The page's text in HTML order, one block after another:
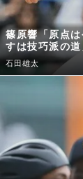
篠原響「原点
すは技巧派の道
石田雄太